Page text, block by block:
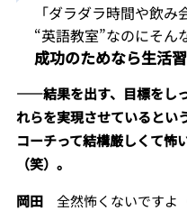
「ダラダラ時間や飲
“英語教室”なのにそん
成功のためなら生活
――結果を出す、目標をし
れらを実現させているとい
コーチって結構厳しくて
（笑）。
岡田全然怖くないですよ